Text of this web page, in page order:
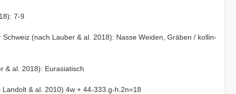
7-9
(nach Lauber & al. 2018): Nasse Weiden, Gräben / kollin-
& al. 2018): Eurasiatisch
& al. 2010) 4w + 44-333.g-h.2n=18